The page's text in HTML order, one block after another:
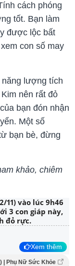
cách phóng
tốt. Bạn làm
được lộc bất
con số may
lượng tích
nên rất đỏ
bạn đón nhận
Một số
bạn bè, đừng
khảo, chiêm
11) vào lúc 9h46
3 con giáp này,
đỏ rực.
Xem thêm
| Phụ Nữ Sức Khỏe